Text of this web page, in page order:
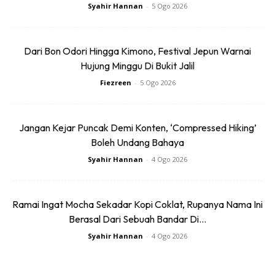
Menyelam Snuba
Syahir Hannan - 5 Ogo 2026
Dari Bon Odori Hingga Kimono, Festival Jepun Warnai
Hujung Minggu Di Bukit Jalil
Fiezreen - 5 Ogo 2026
Jangan Kejar Puncak Demi Konten, ‘Compressed Hiking’
Boleh Undang Bahaya
Syahir Hannan - 4 Ogo 2026
Ramai Ingat Mocha Sekadar Kopi Coklat, Rupanya Nama Ini
Berasal Dari Sebuah Bandar Di...
Syahir Hannan - 4 Ogo 2026